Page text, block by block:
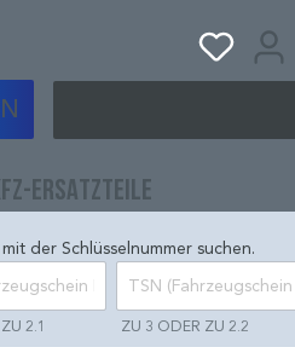
ERSATZTEILE
der Schlüsselnummer suchen.
2.1 ZU 3 ODER ZU 2.2